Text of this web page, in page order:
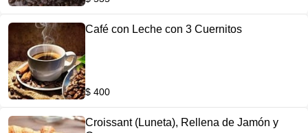
Café con Leche con 3 Cuernitos
$ 400
Croissant (Luneta), Rellena de Jamón y